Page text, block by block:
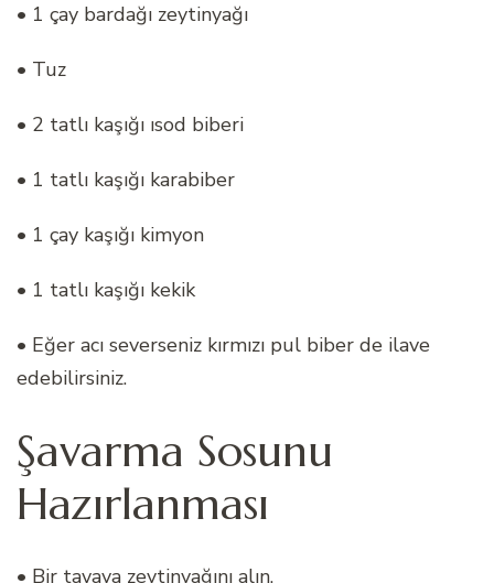
• 1 çay bardağı zeytinyağı
• Tuz
• 2 tatlı kaşığı ısod biberi
• 1 tatlı kaşığı karabiber
• 1 çay kaşığı kimyon
• 1 tatlı kaşığı kekik
• Eğer acı severseniz kırmızı pul biber de ilave
edebilirsiniz.
Şavarma Sosunu
Hazırlanması
• Bir tavaya zeytinyağını alın.